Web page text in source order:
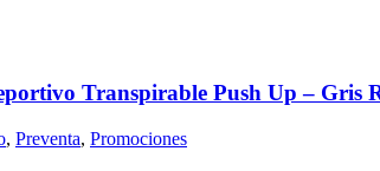
Transpirable Push Up – Gris
, Preventa, Promociones